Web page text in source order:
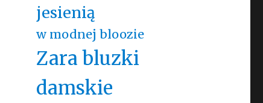
jesienią
w modnej bloozie
Zara bluzki
damskie